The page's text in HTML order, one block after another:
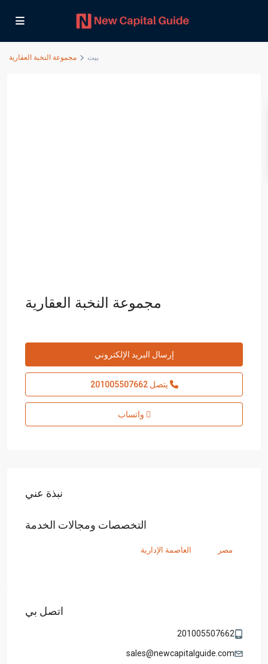
بيت مجموعة النخبة العقارية
مجموعة النخبة العقارية
إرسال البريد الإلكتروني
يتصل201005507662
واتساب
نبذة عني
التخصصات ومجالات الخدمة
مصر العاصمة الإدارية
اتصل بي
201005507662
sales@newcapitalguide.com